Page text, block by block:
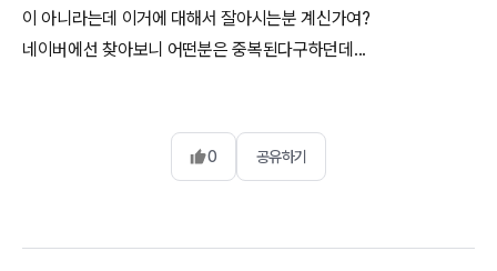
이 아니라는데 이거에 대해서 잘아시는분 계신가여?
네이버에선 찾아보니 어떤분은 중복된다구하던데...
0 공유하기